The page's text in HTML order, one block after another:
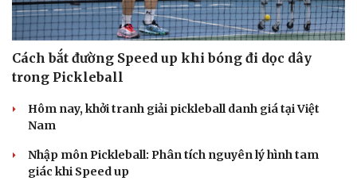
Cách bắt đường Speed up khi bóng đi dọc dây
trong Pickleball
Hôm nay, khởi tranh giải pickleball danh giá tại Việt
Nam
Nhập môn Pickleball: Phân tích nguyên lý hình tam
giác khi Speed up